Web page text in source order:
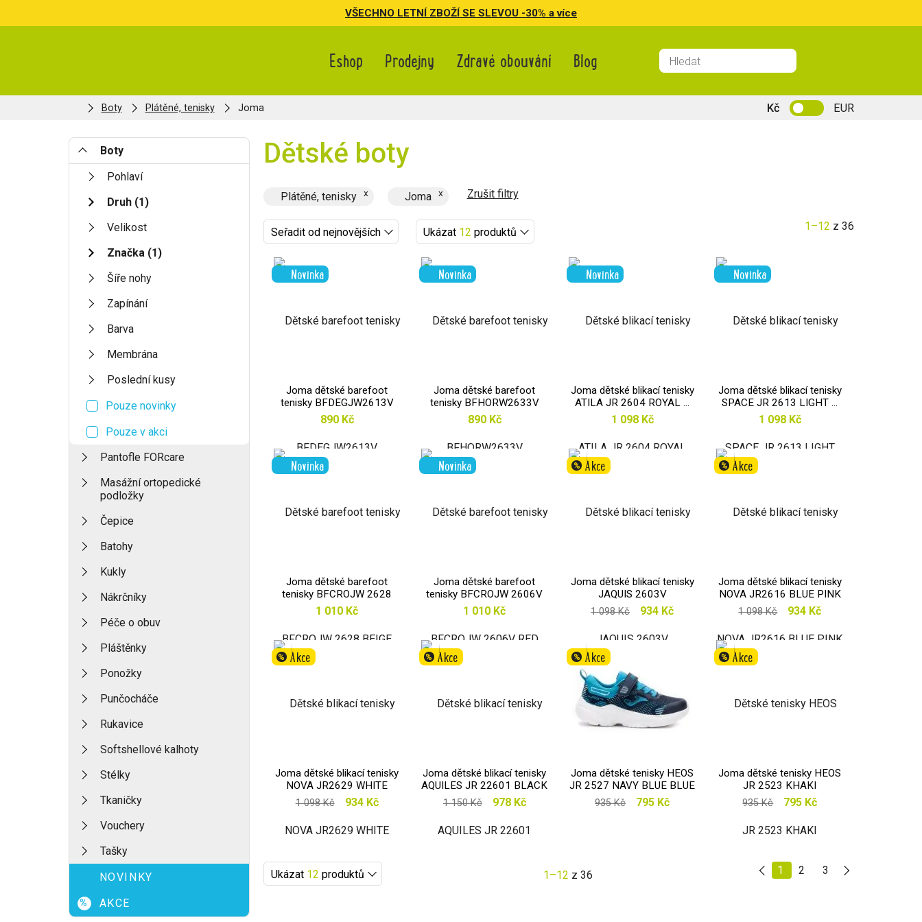
VŠECHNO LETNÍ ZBOŽÍ SE SLEVOU -30% a více
Eshop Prodejny Zdravé obouvání Blog
Boty Plátěné, tenisky Joma Kč EUR
Dětské boty
Plátěné, tenisky Joma Zrušit filtry
Seřadit od nejnovějších Ukázat 12 produktů 1–12 z 36
Boty
Pohlaví
Druh (1)
Velikost
Značka (1)
Šíře nohy
Zapínání
Barva
Membrána
Poslední kusy
Pouze novinky
Pouze v akci
Pantofle FORcare
Masážní ortopedické
podložky
Čepice
Batohy
Kukly
Nákrčníky
Péče o obuv
Pláštěnky
Ponožky
Punčocháče
Rukavice
Softshellové kalhoty
Stélky
Tkaničky
Vouchery
Tašky
NOVINKY
% AKCE
Novinka
Joma dětské barefoot
tenisky BFDEGJW2613V
890 Kč
Novinka
Joma dětské barefoot
tenisky BFHORW2633V
890 Kč
Novinka
Joma dětské blikací tenisky
ATILA JR 2604 ROYAL ...
1 098 Kč
Novinka
Joma dětské blikací tenisky
SPACE JR 2613 LIGHT ...
1 098 Kč
Novinka
Joma dětské barefoot
tenisky BFCROJW 2628
BEIGE
1 010 Kč
Novinka
Joma dětské barefoot
tenisky BFCROJW 2606V
RED
1 010 Kč
% Akce
Joma dětské blikací tenisky
JAQUIS 2603V
1 098 Kč 934 Kč
% Akce
Joma dětské blikací tenisky
NOVA JR2616 BLUE PINK
1 098 Kč 934 Kč
%Akce
Joma dětské blikací tenisky
NOVA JR2629 WHITE
PINK
1 098 Kč 934 Kč
%Akce
Joma dětské blikací tenisky
AQUILES JR 22601 BLACK
1 150 Kč 978 Kč
% Akce
Joma dětské tenisky HEOS
JR 2527 NAVY BLUE BLUE
935 Kč 795 Kč
% Akce
Joma dětské tenisky HEOS
JR 2523 KHAKI
935 Kč 795 Kč
Ukázat 12 produktů 1–12 z 36 1 2 3